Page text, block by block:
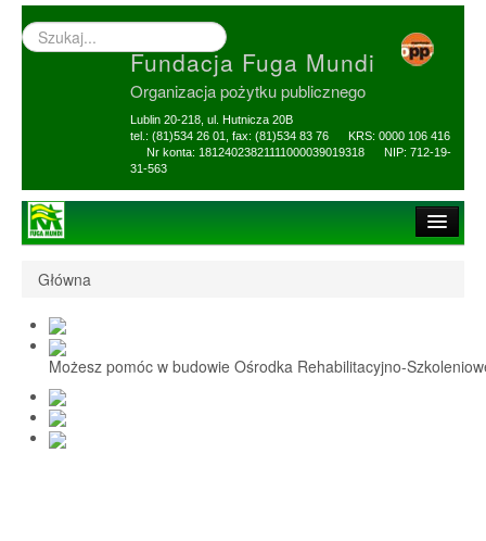
Wyszukiwarka
–
Fundacja Fuga Mundi
Organizacja pożytku publicznego
Lublin 20-218, ul. Hutnicza 20B
tel.: (81)534 26 01, fax: (81)534 83 76 KRS: 0000 106 416
Nr konta: 18124023821111000039019318 NIP: 712-19-
31-563
1,5% i darowizny
Nasi Beneficjenci
Ośrodek Reh-Szkol
Sprawozdania
Główna
Możesz pomóc w budowie Ośrodka Rehabilitacyjno-